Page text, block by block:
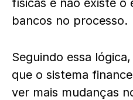
físicas e não existe o
bancos no processo.
Seguindo essa
que o sistema
ver mais mudanças